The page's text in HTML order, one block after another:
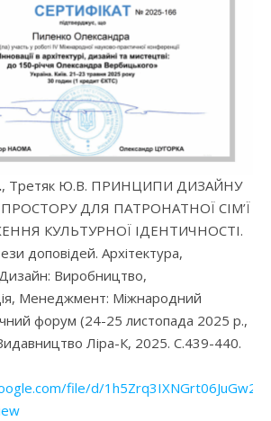
, Третяк Ю.В. ПРИНЦИПИ ДИЗАЙНУ
ДЛЯ ПАТРОНАТНОЇ СІМ’Ї
КУЛЬТУРНОЇ ІДЕНТИЧНОСТІ.
доповідей. Архітектура,
Виробництво,
Менеджмент: Міжнародний
форум (24-25 листопада 2025 р.,
Ліра-К, 2025. С.439-440.
file/d/1h5Zrq3IXNGrt06JuGw2-